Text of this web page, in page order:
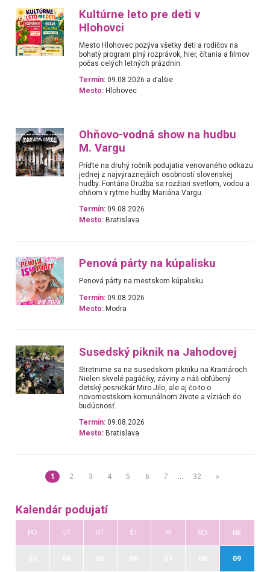
Kultúrne leto pre deti v
Hlohovci
Mesto Hlohovec pozýva všetky deti a rodičov na
bohatý program plný rozprávok, hier, čítania a filmov
počas celých letných prázdnin.
Termín: 09.08.2026 a ďalšie
Mesto: Hlohovec
Ohňovo-vodná show na hudbu
M. Vargu
Príďte na druhý ročník podujatia venovaného odkazu
jednej z najvýraznejších osobností slovenskej
hudby. Fontána Družba sa rozžiari svetlom, vodou a
ohňom v rytme hudby Mariána Vargu.
Termín: 09.08.2026
Mesto: Bratislava
Penová párty na kúpalisku
Penová párty na mestskom kúpalisku.
Termín: 09.08.2026
Mesto: Modra
Susedský piknik na Jahodovej
Stretnime sa na susedskom pikniku na Kramároch.
Nielen skvelé pagáčiky, záviny a náš obľúbený
detský pesničkár Miro Jilo, ale aj čo-to o
novomestskom komunálnom živote a víziách do
budúcnosť.
Termín: 09.08.2026
Mesto: Bratislava
1 2 3 4 5 6 7 32 »
Kalendár podujatí
PO UT ST ŠT PI SO NE
09